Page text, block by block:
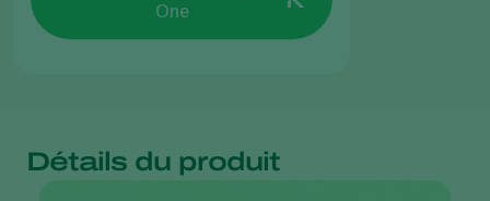
One
Détails du produit